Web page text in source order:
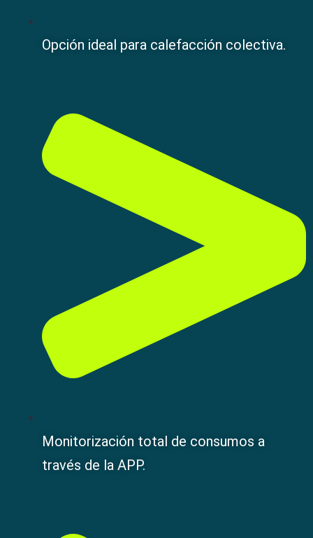
Opción ideal para calefacción colectiva.
Monitorización total de consumos a
través de la APP.